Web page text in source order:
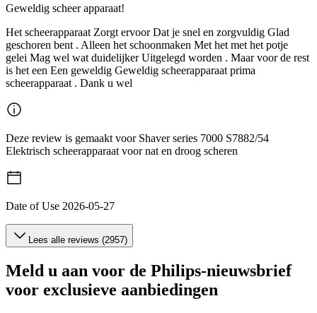
Geweldig scheer apparaat!
Het scheerapparaat Zorgt ervoor Dat je snel en zorgvuldig Glad
geschoren bent . Alleen het schoonmaken Met het met het potje
gelei Mag wel wat duidelijker Uitgelegd worden . Maar voor de rest
is het een Een geweldig Geweldig scheerapparaat prima
scheerapparaat . Dank u wel
Deze review is gemaakt voor Shaver series 7000 S7882/54
Elektrisch scheerapparaat voor nat en droog scheren
Date of Use 2026-05-27
Lees alle reviews (2957)
Meld u aan voor de Philips-nieuwsbrief
voor exclusieve aanbiedingen